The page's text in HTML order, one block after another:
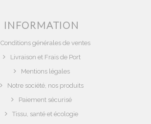
INFORMATION
Conditions générales de ventes
Livraison et Frais de Port
Mentions légales
Notre société, nos produits
Paiement sécurisé
Tissu, santé et écologie